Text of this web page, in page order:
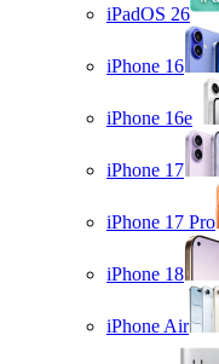
iPadOS 26
iPhone 16
iPhone 16e
iPhone 17
iPhone 17 Pro
iPhone 18
iPhone Air